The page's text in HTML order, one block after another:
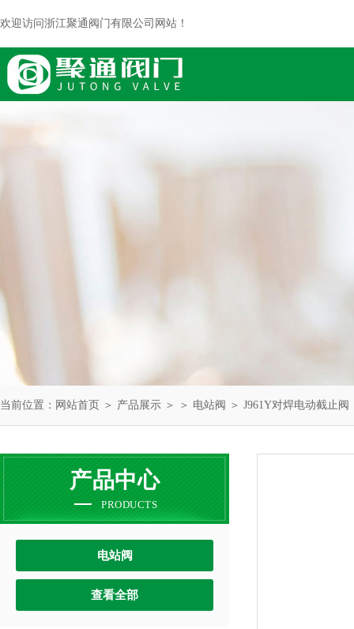
欢迎访问浙江聚通阀门有限公司网站！
当前位置： 网站首页 ＞ 产品展示 ＞ ＞ 电站阀 ＞ J961Y对焊电动截止阀
产品中心
PRODUCTS
电站阀
查看全部